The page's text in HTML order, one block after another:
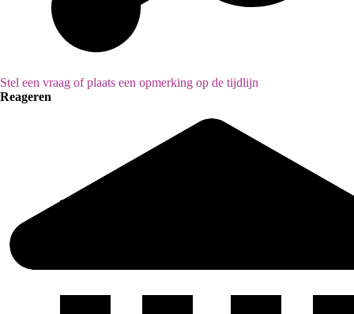
Stel een vraag of plaats een opmerking op de tijdlijn
Reageren